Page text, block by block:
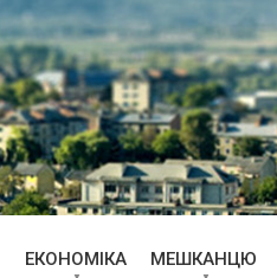
ЕКОНОМІКА МЕШКАНЦЮ